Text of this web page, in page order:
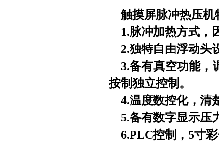
触摸屏脉冲热压机
1.脉冲加热方式，
2.独特自由浮动头
3.备有真空功能，
按制独立控制。
4.温度数控化，清
5.备有数字显示压
6.PLC控制，5寸